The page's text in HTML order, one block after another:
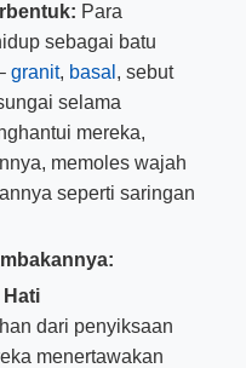
Para
sebagai batu
granit, basal , sebut
selama
mereka,
memoles wajah
seperti saringan
Hati
dari penyiksaan
menertawakan